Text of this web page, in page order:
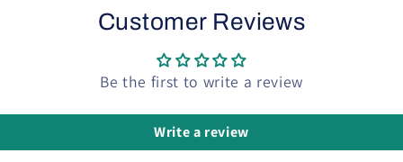
Customer Reviews
Be the first to write a review
Write a review